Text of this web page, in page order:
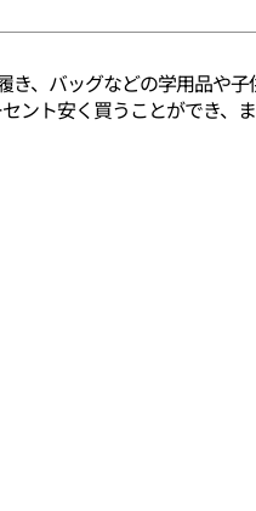
、バッグなどの学用品や
ント安く買うことができ、